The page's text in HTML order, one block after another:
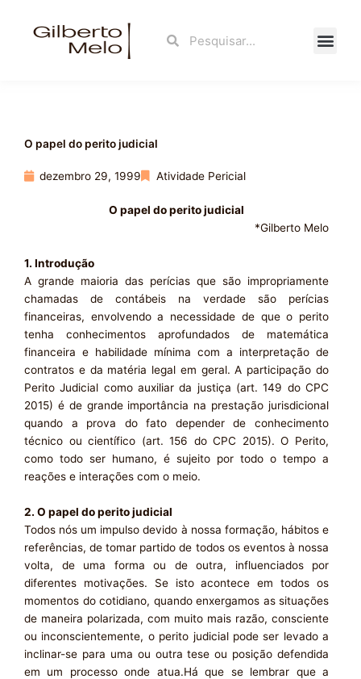
Search
O papel do perito judicial
dezembro 29, 1999 Atividade Pericial
O papel do perito judicial
*Gilberto Melo
1. Introdução
A grande maioria das perícias que são impropriamente
chamadas de contábeis na verdade são perícias
financeiras, envolvendo a necessidade de que o perito
tenha conhecimentos aprofundados de matemática
financeira e habilidade mínima com a interpretação de
contratos e da matéria legal em geral. A participação do
Perito Judicial como auxiliar da justiça (art. 149 do CPC
2015) é de grande importância na prestação jurisdicional
quando a prova do fato depender de conhecimento
técnico ou científico (art. 156 do CPC 2015). O Perito,
como todo ser humano, é sujeito por todo o tempo a
reações e interações com o meio.
2. O papel do perito judicial
Todos nós um impulso devido à nossa formação, hábitos e
referências, de tomar partido de todos os eventos à nossa
volta, de uma forma ou de outra, influenciados por
diferentes motivações. Se isto acontece em todos os
momentos do cotidiano, quando enxergamos as situações
de maneira polarizada, com muito mais razão, consciente
ou inconscientemente, o perito judicial pode ser levado a
inclinar-se para uma ou outra tese ou posição defendida
em um processo onde atua.Há que se lembrar que a